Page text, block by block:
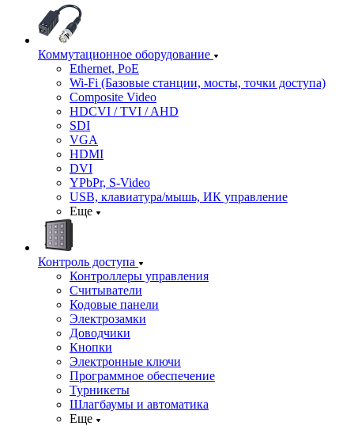
Коммутационное оборудование
Ethernet, PoE
Wi-Fi (Базовые станции, мосты, точки доступа)
Composite Video
HDCVI / TVI / AHD
SDI
VGA
HDMI
DVI
YPbPr, S-Video
USB, клавиатура/мышь, ИК управление
Еще
Контроль доступа
Контроллеры управления
Считыватели
Кодовые панели
Электрозамки
Доводчики
Кнопки
Электронные ключи
Программное обеспечение
Турникеты
Шлагбаумы и автоматика
Еще